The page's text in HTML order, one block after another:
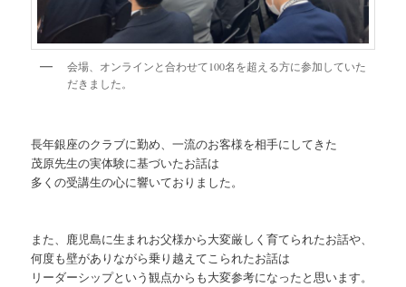
会場、オンラインと合わせて100名を超える方に参加していた
だきました。
長年銀座のクラブに勤め、一流のお客様を相手にしてきた
茂原先生の実体験に基づいたお話は
多くの受講生の心に響いておりました。
また、鹿児島に生まれお父様から大変厳しく育てられたお話や、
何度も壁がありながら乗り越えてこられたお話は
リーダーシップという観点からも大変参考になったと思います。